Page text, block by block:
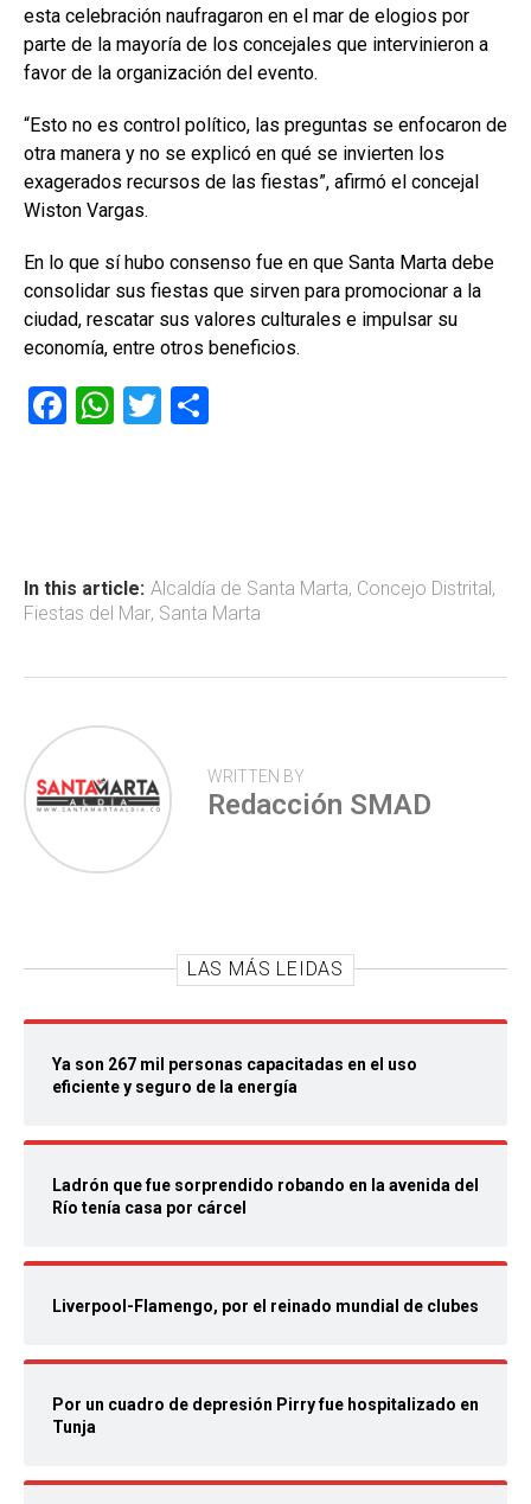
esta celebración naufragaron en el mar de elogios por
parte de la mayoría de los concejales que intervinieron a
favor de la organización del evento.
“Esto no es control político, las preguntas se enfocaron de
otra manera y no se explicó en qué se invierten los
exagerados recursos de las fiestas”, afirmó el concejal
Wiston Vargas.
En lo que sí hubo consenso fue en que Santa Marta debe
consolidar sus fiestas que sirven para promocionar a la
ciudad, rescatar sus valores culturales e impulsar su
economía, entre otros beneficios.
F
ok
W
p
p
T
tir
In this article: Alcaldía de Santa Marta, Concejo Distrital,
Fiestas del Mar, Santa Marta
WRITTEN BY
Redacción SMAD
LAS MÁS LEIDAS
Ya son 267 mil personas capacitadas en el uso
eficiente y seguro de la energía
Ladrón que fue sorprendido robando en la avenida del
Río tenía casa por cárcel
Liverpool-Flamengo, por el reinado mundial de clubes
Por un cuadro de depresión Pirry fue hospitalizado en
Tunja